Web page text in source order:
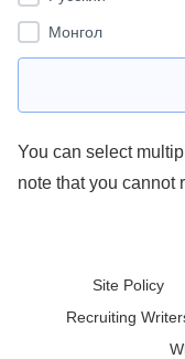
Монгол
You can select
note that you cannot
Site Policy
Recruiting